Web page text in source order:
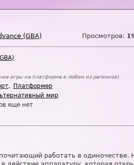
(GBA) Просмотров:
игры на платформе в любом из регионов)
Платформер
мир
еще нет
работать в одиночестве.